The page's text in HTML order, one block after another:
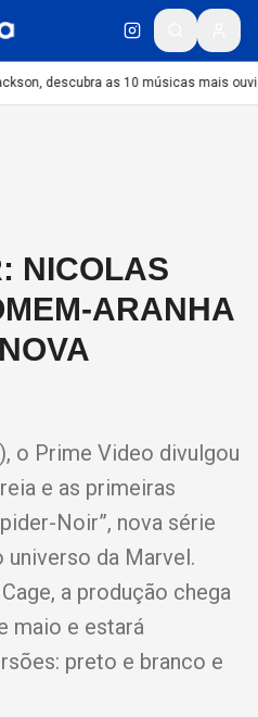
descubra as 10 músicas mais
NICOLAS
ARANHA
o Prime Video divulgou
e as primeiras
Noir”, nova série
universo da Marvel.
a produção chega
maio e estará
preto e branco e